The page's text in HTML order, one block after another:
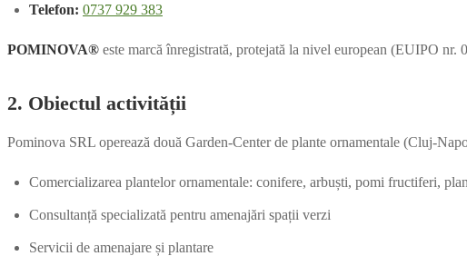
Telefon: 0737 929 383
POMINOVA® este marcă înregistrată, protejată la nivel european (EUIPO
2. Obiectul activității
Pominova SRL operează două Garden-Center de plante ornamentale (Cluj-
Comercializarea plantelor ornamentale: conifere, arbuști, pomi fructiferi,
Consultanță specializată pentru amenajări spații verzi
Servicii de amenajare și plantare